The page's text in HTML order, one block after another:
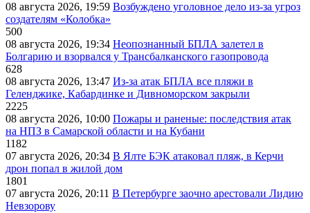
08 августа 2026, 19:59 Возбуждено уголовное дело из-за угроз
создателям «Колобка»
500
08 августа 2026, 19:34 Неопознанный БПЛА залетел в
Болгарию и взорвался у Трансбалканского газопровода
628
08 августа 2026, 13:47 Из-за атак БПЛА все пляжи в
Геленджике, Кабардинке и Дивноморском закрыли
2225
08 августа 2026, 10:00 Пожары и раненые: последствия атак
на НПЗ в Самарской области и на Кубани
1182
07 августа 2026, 20:34 В Ялте БЭК атаковал пляж, в Керчи
дрон попал в жилой дом
1801
07 августа 2026, 20:11 В Петербурге заочно арестовали Лидию
Невзорову